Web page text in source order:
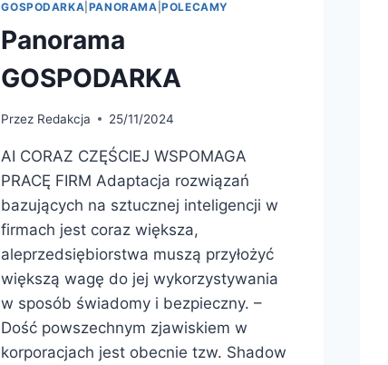
GOSPODARKA PANORAMA |POLECAMY
Panorama
GOSPODARKA
Przez Redakcja 25/11/2024
AI CORAZ CZĘŚCIEJ WSPOMAGA
PRACĘ FIRM Adaptacja rozwiązań
bazujących na sztucznej inteligencji w
firmach jest coraz większa,
aleprzedsiębiorstwa muszą przyłożyć
większą wagę do jej wykorzystywania
w sposób świadomy i bezpieczny. –
Dość powszechnym zjawiskiem w
korporacjach jest obecnie tzw. Shadow